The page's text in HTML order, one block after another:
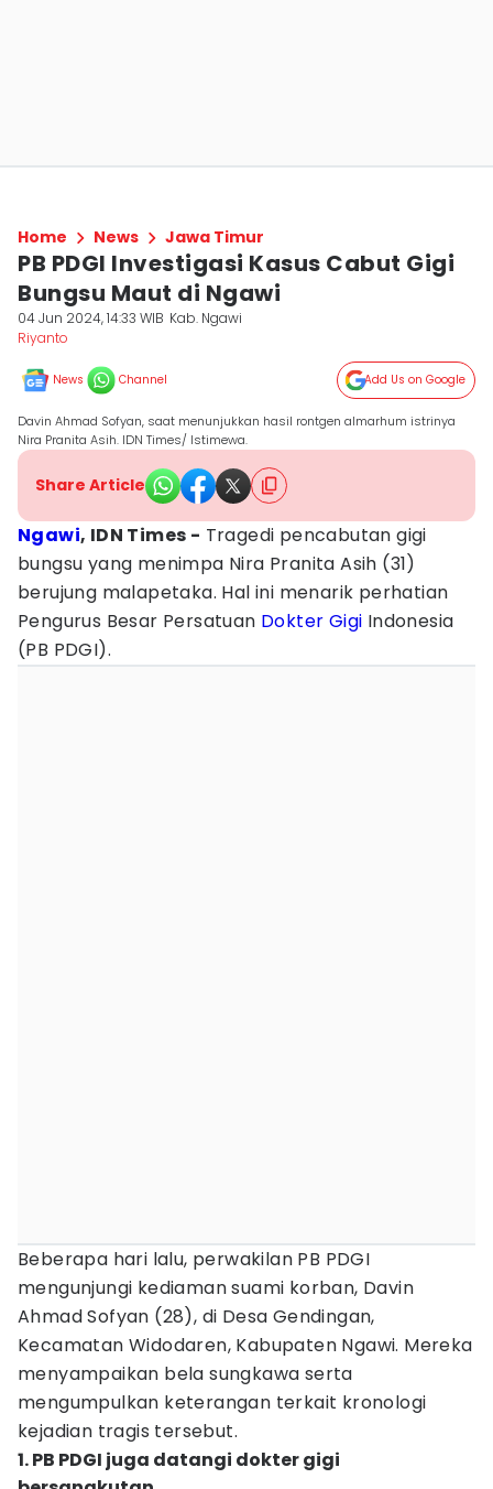
Home News Jawa Timur
PB PDGI Investigasi Kasus Cabut Gigi
Bungsu Maut di Ngawi
04 Jun 2024, 14:33 WIB Kab. Ngawi
Riyanto
News Channel Add Us on Google
Davin Ahmad Sofyan, saat menunjukkan hasil rontgen almarhum istrinya
Nira Pranita Asih. IDN Times/ Istimewa.
Share Article
Ngawi, IDN Times - Tragedi pencabutan gigi
bungsu yang menimpa Nira Pranita Asih (31)
berujung malapetaka. Hal ini menarik perhatian
Pengurus Besar Persatuan Dokter Gigi Indonesia
(PB PDGI).
Beberapa hari lalu, perwakilan PB PDGI
mengunjungi kediaman suami korban, Davin
Ahmad Sofyan (28), di Desa Gendingan,
Kecamatan Widodaren, Kabupaten Ngawi. Mereka
menyampaikan bela sungkawa serta
mengumpulkan keterangan terkait kronologi
kejadian tragis tersebut.
1. PB PDGI juga datangi dokter gigi